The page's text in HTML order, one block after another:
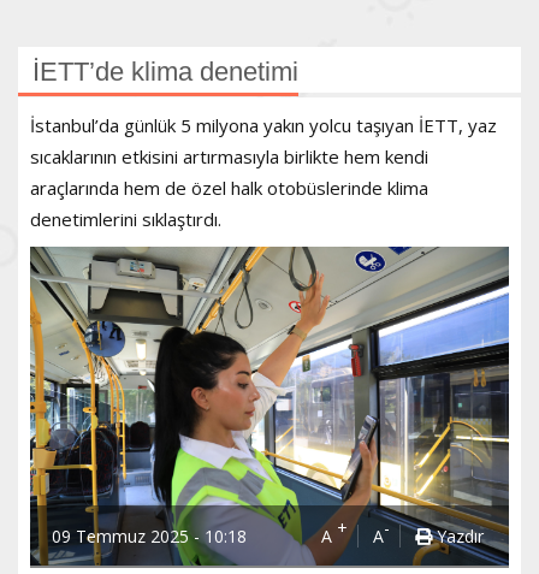
İETT’de klima denetimi
İstanbul’da günlük 5 milyona yakın yolcu taşıyan İETT, yaz
sıcaklarının etkisini artırmasıyla birlikte hem kendi
araçlarında hem de özel halk otobüslerinde klima
denetimlerini sıklaştırdı.
09 Temmuz 2025 - 10:18 A + A- Yazdır